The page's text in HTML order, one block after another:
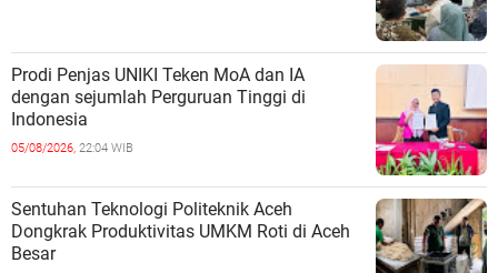
Prodi Penjas UNIKI Teken MoA dan IA
dengan sejumlah Perguruan Tinggi di
Indonesia
05/08/2026, 22:04 WIB
Sentuhan Teknologi Politeknik Aceh
Dongkrak Produktivitas UMKM Roti di Aceh
Besar